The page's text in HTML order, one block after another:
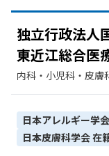
独立行政法人
東近江総合医
内科・​小児科・​皮膚
外科・​血液内科・​
リテーション・​放射
科
日本アレルギー学会
日本皮膚科学会在